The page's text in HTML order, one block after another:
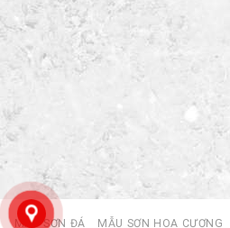
MẪU SƠN ĐÁ MẪU SƠN HOA CƯƠNG